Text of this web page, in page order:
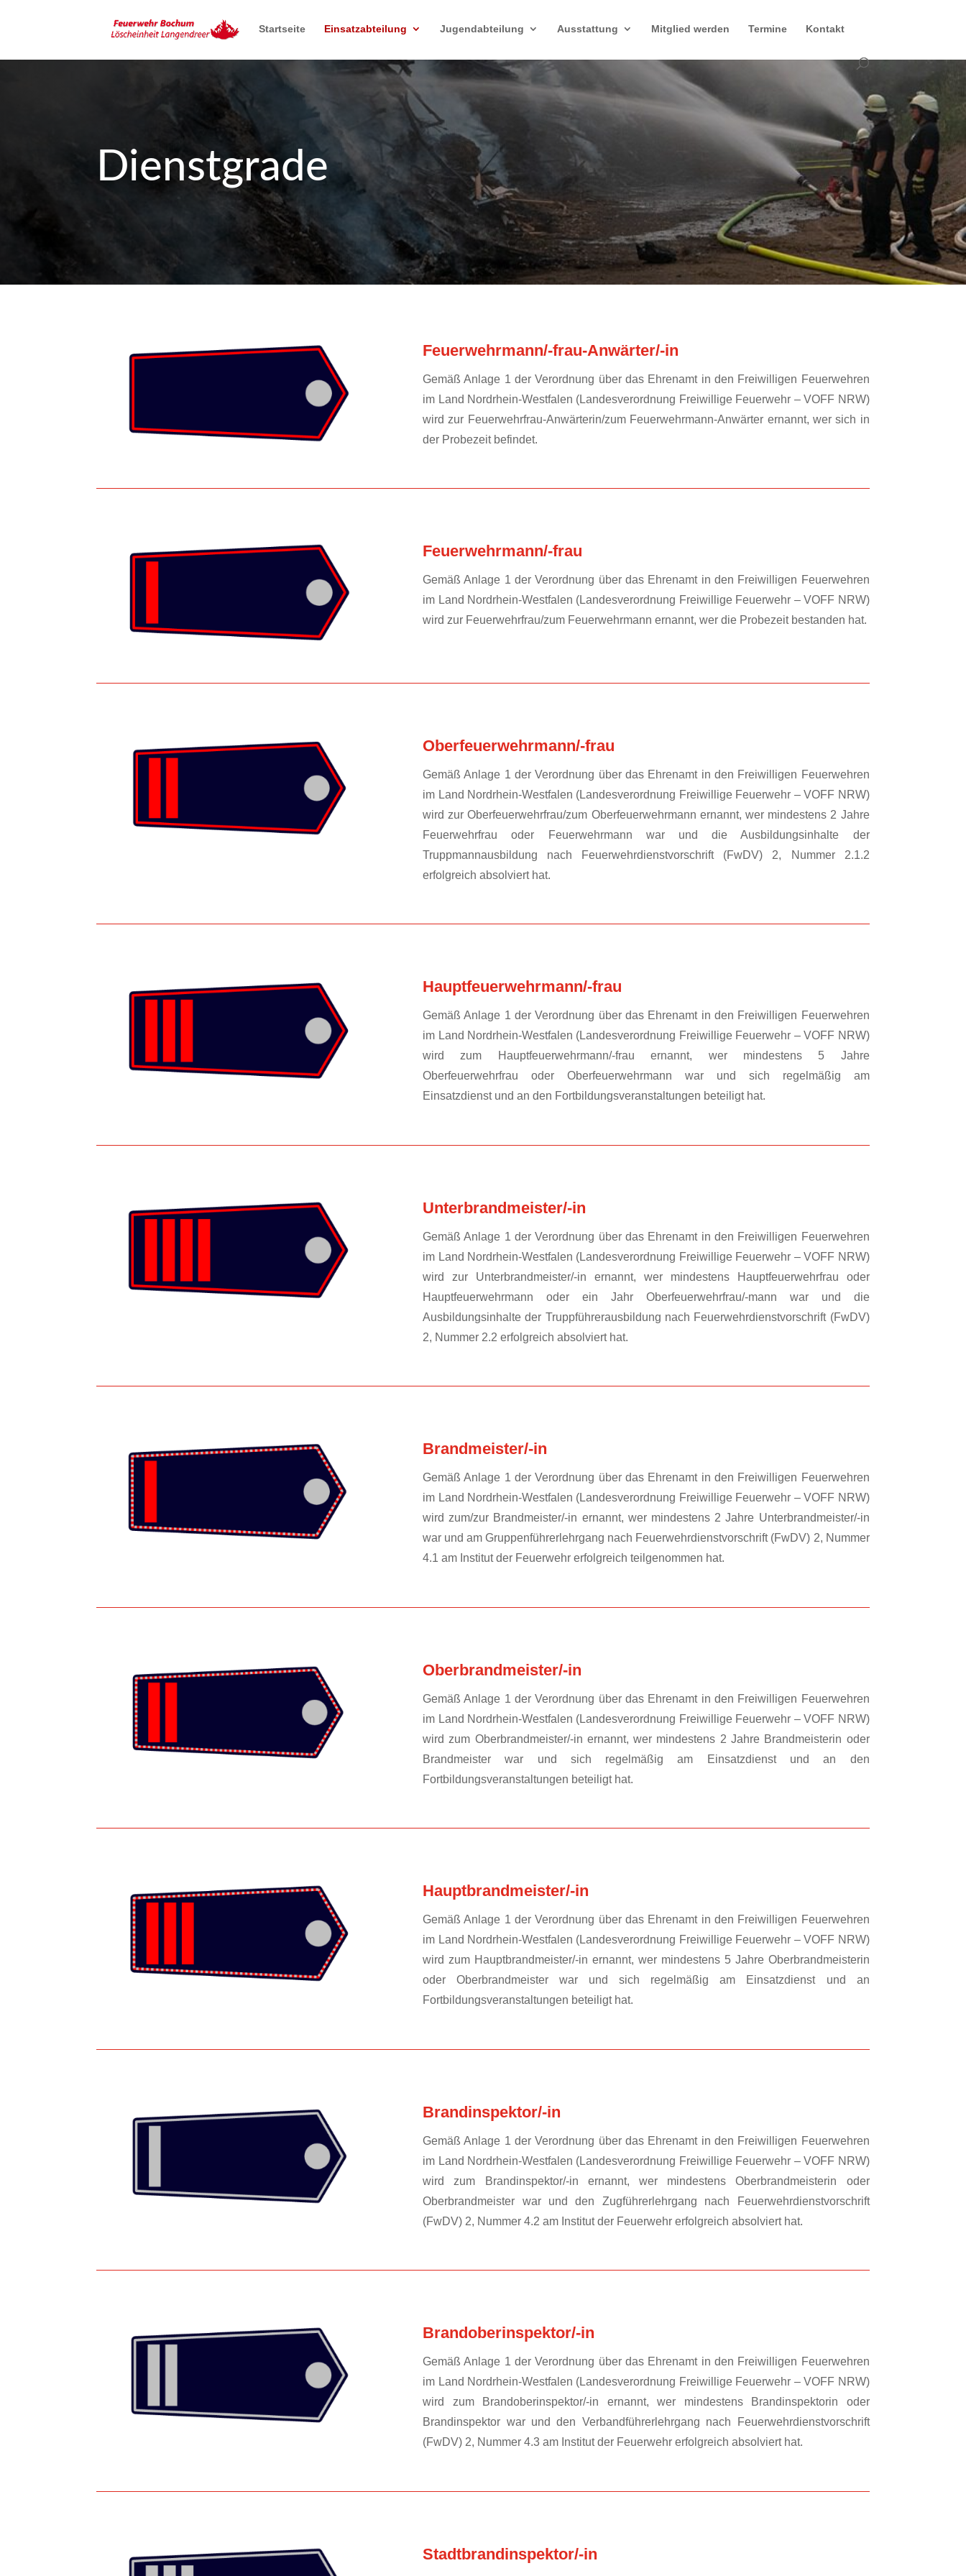
Startseite Einsatzabteilung Jugendabteilung Ausstattung Mitglied werden Termine Kontakt
Dienstgrade
Feuerwehrmann/-frau-Anwärter/-in
Gemäß Anlage 1 der Verordnung über das Ehrenamt in den Freiwilligen Feuerwehren
im Land Nordrhein-Westfalen (Landesverordnung Freiwillige Feuerwehr – VOFF NRW)
wird zur Feuerwehrfrau-Anwärterin/zum Feuerwehrmann-Anwärter ernannt, wer sich in
der Probezeit befindet.
Feuerwehrmann/-frau
Gemäß Anlage 1 der Verordnung über das Ehrenamt in den Freiwilligen Feuerwehren
im Land Nordrhein-Westfalen (Landesverordnung Freiwillige Feuerwehr – VOFF NRW)
wird zur Feuerwehrfrau/zum Feuerwehrmann ernannt, wer die Probezeit bestanden hat.
Oberfeuerwehrmann/-frau
Gemäß Anlage 1 der Verordnung über das Ehrenamt in den Freiwilligen Feuerwehren
im Land Nordrhein-Westfalen (Landesverordnung Freiwillige Feuerwehr – VOFF NRW)
wird zur Oberfeuerwehrfrau/zum Oberfeuerwehrmann ernannt, wer mindestens 2 Jahre
Feuerwehrfrau oder Feuerwehrmann war und die Ausbildungsinhalte der
Truppmannausbildung nach Feuerwehrdienstvorschrift (FwDV) 2, Nummer 2.1.2
erfolgreich absolviert hat.
Hauptfeuerwehrmann/-frau
Gemäß Anlage 1 der Verordnung über das Ehrenamt in den Freiwilligen Feuerwehren
im Land Nordrhein-Westfalen (Landesverordnung Freiwillige Feuerwehr – VOFF NRW)
wird zum Hauptfeuerwehrmann/-frau ernannt, wer mindestens 5 Jahre
Oberfeuerwehrfrau oder Oberfeuerwehrmann war und sich regelmäßig am
Einsatzdienst und an den Fortbildungsveranstaltungen beteiligt hat.
Unterbrandmeister/-in
Gemäß Anlage 1 der Verordnung über das Ehrenamt in den Freiwilligen Feuerwehren
im Land Nordrhein-Westfalen (Landesverordnung Freiwillige Feuerwehr – VOFF NRW)
wird zur Unterbrandmeister/-in ernannt, wer mindestens Hauptfeuerwehrfrau oder
Hauptfeuerwehrmann oder ein Jahr Oberfeuerwehrfrau/-mann war und die
Ausbildungsinhalte der Truppführerausbildung nach Feuerwehrdienstvorschrift (FwDV)
2, Nummer 2.2 erfolgreich absolviert hat.
Brandmeister/-in
Gemäß Anlage 1 der Verordnung über das Ehrenamt in den Freiwilligen Feuerwehren
im Land Nordrhein-Westfalen (Landesverordnung Freiwillige Feuerwehr – VOFF NRW)
wird zum/zur Brandmeister/-in ernannt, wer mindestens 2 Jahre Unterbrandmeister/-in
war und am Gruppenführerlehrgang nach Feuerwehrdienstvorschrift (FwDV) 2, Nummer
4.1 am Institut der Feuerwehr erfolgreich teilgenommen hat.
Oberbrandmeister/-in
Gemäß Anlage 1 der Verordnung über das Ehrenamt in den Freiwilligen Feuerwehren
im Land Nordrhein-Westfalen (Landesverordnung Freiwillige Feuerwehr – VOFF NRW)
wird zum Oberbrandmeister/-in ernannt, wer mindestens 2 Jahre Brandmeisterin oder
Brandmeister war und sich regelmäßig am Einsatzdienst und an den
Fortbildungsveranstaltungen beteiligt hat.
Hauptbrandmeister/-in
Gemäß Anlage 1 der Verordnung über das Ehrenamt in den Freiwilligen Feuerwehren
im Land Nordrhein-Westfalen (Landesverordnung Freiwillige Feuerwehr – VOFF NRW)
wird zum Hauptbrandmeister/-in ernannt, wer mindestens 5 Jahre Oberbrandmeisterin
oder Oberbrandmeister war und sich regelmäßig am Einsatzdienst und an
Fortbildungsveranstaltungen beteiligt hat.
Brandinspektor/-in
Gemäß Anlage 1 der Verordnung über das Ehrenamt in den Freiwilligen Feuerwehren
im Land Nordrhein-Westfalen (Landesverordnung Freiwillige Feuerwehr – VOFF NRW)
wird zum Brandinspektor/-in ernannt, wer mindestens Oberbrandmeisterin oder
Oberbrandmeister war und den Zugführerlehrgang nach Feuerwehrdienstvorschrift
(FwDV) 2, Nummer 4.2 am Institut der Feuerwehr erfolgreich absolviert hat.
Brandoberinspektor/-in
Gemäß Anlage 1 der Verordnung über das Ehrenamt in den Freiwilligen Feuerwehren
im Land Nordrhein-Westfalen (Landesverordnung Freiwillige Feuerwehr – VOFF NRW)
wird zum Brandoberinspektor/-in ernannt, wer mindestens Brandinspektorin oder
Brandinspektor war und den Verbandführerlehrgang nach Feuerwehrdienstvorschrift
(FwDV) 2, Nummer 4.3 am Institut der Feuerwehr erfolgreich absolviert hat.
Stadtbrandinspektor/-in